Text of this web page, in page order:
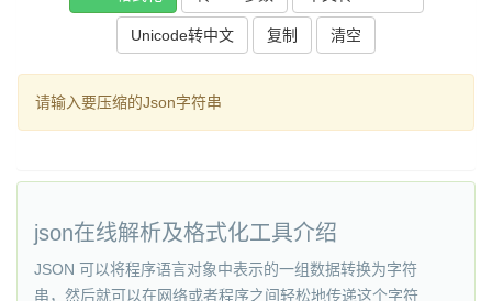
复制
请输入要压缩的Json字符串
json在线解析及格式化工具介绍
JSON 可以将程序语言对象中表示的一组数据转换为字符
串，然后就可以在网络或者程序之间轻松地传递这个字符